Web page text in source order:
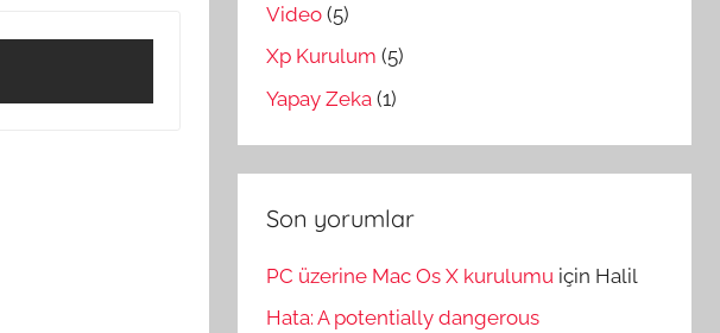
Video (5)
Xp Kurulum (5)
Yapay Zeka (1)
Son yorumlar
PC üzerine Mac Os X kurulumu için Halil
Hata: A potentially dangerous